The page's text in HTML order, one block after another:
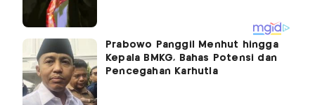
Prabowo Panggil Menhut hingga
Kepala BMKG, Bahas Potensi dan
Pencegahan Karhutla